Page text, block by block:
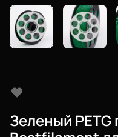
Зеленый PETG